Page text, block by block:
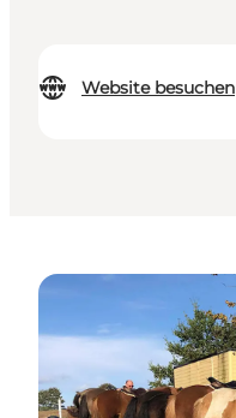
Website besuchen